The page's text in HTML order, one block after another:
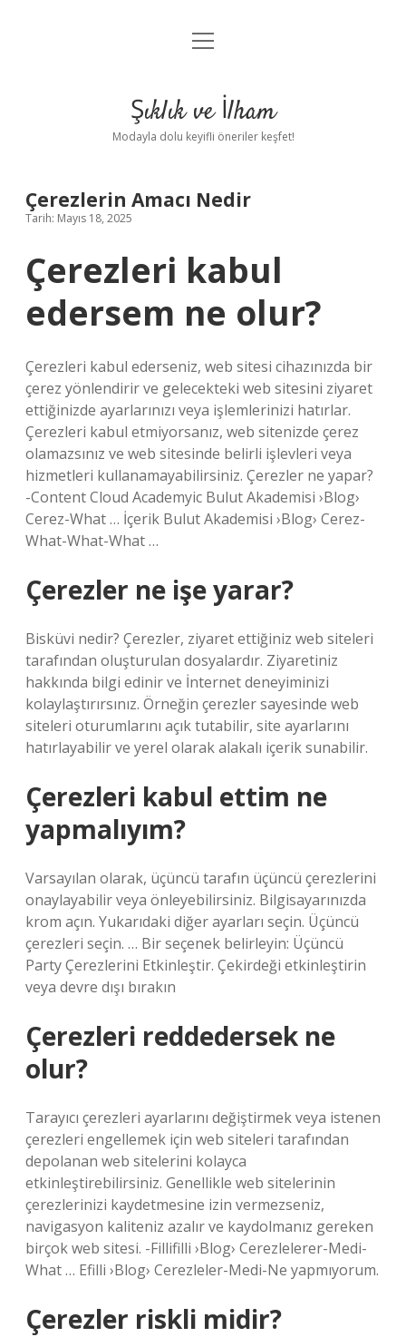
Anasayfa
Yasal Uyarı
menüyü
Şıklık ve İlham
Modayla dolu keyifli öneriler keşfet!
Çerezlerin Amacı Nedir
Tarih: Mayıs 18, 2025
Çerezleri kabul
edersem ne olur?
Çerezleri kabul ederseniz, web sitesi cihazınızda bir
çerez yönlendirir ve gelecekteki web sitesini ziyaret
ettiğinizde ayarlarınızı veya işlemlerinizi hatırlar.
Çerezleri kabul etmiyorsanız, web sitenizde çerez
olamazsınız ve web sitesinde belirli işlevleri veya
hizmetleri kullanamayabilirsiniz. Çerezler ne yapar?
-Content Cloud Academyic Bulut Akademisi ›Blog›
Cerez-What … İçerik Bulut Akademisi ›Blog› Cerez-
What-What-What …
Çerezler ne işe yarar?
Bisküvi nedir? Çerezler, ziyaret ettiğiniz web siteleri
tarafından oluşturulan dosyalardır. Ziyaretiniz
hakkında bilgi edinir ve İnternet deneyiminizi
kolaylaştırırsınız. Örneğin çerezler sayesinde web
siteleri oturumlarını açık tutabilir, site ayarlarını
hatırlayabilir ve yerel olarak alakalı içerik sunabilir.
Çerezleri kabul ettim ne
yapmalıyım?
Varsayılan olarak, üçüncü tarafın üçüncü çerezlerini
onaylayabilir veya önleyebilirsiniz. Bilgisayarınızda
krom açın. Yukarıdaki diğer ayarları seçin. Üçüncü
çerezleri seçin. … Bir seçenek belirleyin: Üçüncü
Party Çerezlerini Etkinleştir. Çekirdeği etkinleştirin
veya devre dışı bırakın
Çerezleri reddedersek ne
olur?
Tarayıcı çerezleri ayarlarını değiştirmek veya istenen
çerezleri engellemek için web siteleri tarafından
depolanan web sitelerini kolayca
etkinleştirebilirsiniz. Genellikle web sitelerinin
çerezlerinizi kaydetmesine izin vermezseniz,
navigasyon kaliteniz azalır ve kaydolmanız gereken
birçok web sitesi. -Fillifilli ›Blog› Cerezlelerer-Medi-
What … Efilli ›Blog› Cerezleler-Medi-Ne yapmıyorum.
Çerezler riskli midir?